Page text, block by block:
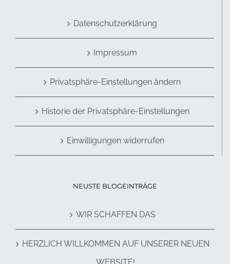
Datenschutzerklärung
Impressum
Privatsphäre-Einstellungen ändern
Historie der Privatsphäre-Einstellungen
Einwilligungen widerrufen
NEUSTE BLOGEINTRÄGE
WIR SCHAFFEN DAS
HERZLICH WILLKOMMEN AUF UNSERER NEUEN